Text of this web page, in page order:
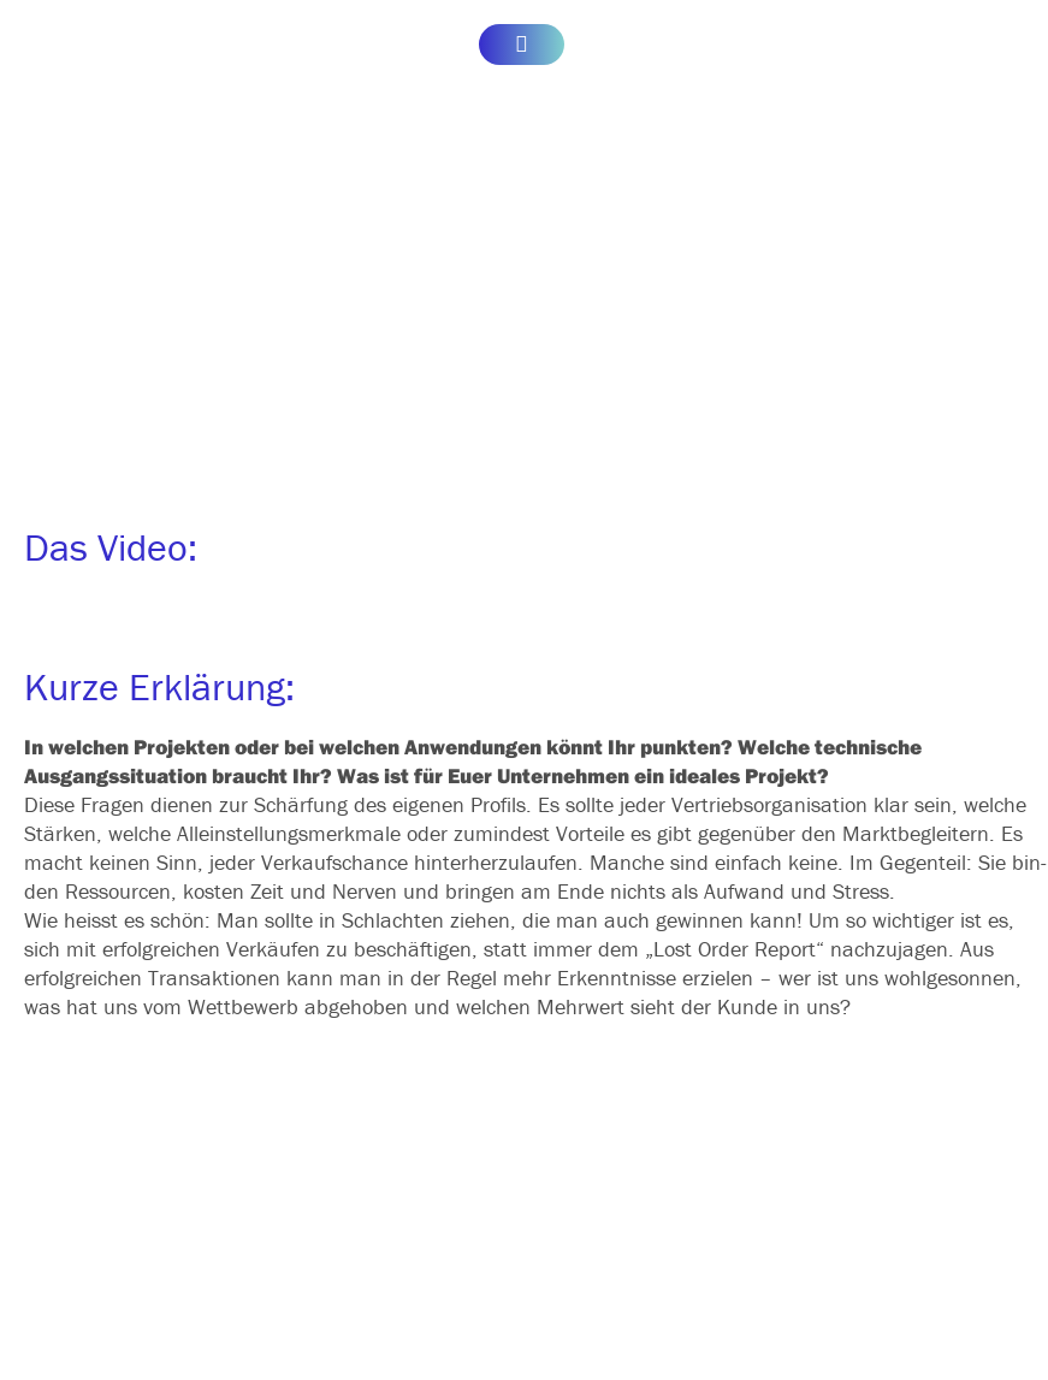
Das Video:
Kurze Erklärung:
In wel­chen Projekten oder bei wel­chen Anwendungen könnt Ihr punk­ten? Welche tech­ni­sche
Ausgangssituation braucht Ihr? Was ist für Euer Unternehmen ein idea­les Projekt?
Diese Fragen die­nen zur Schärfung des eige­nen Profils. Es soll­te jeder Vertriebsorganisation klar sein, wel­che
Stärken, wel­che Alleinstellungsmerkmale oder zumin­dest Vorteile es gibt gegen­über den Marktbegleitern. Es
macht kei­nen Sinn, jeder Verkaufschance hin­ter­her­zu­lau­fen. Manche sind ein­fach kei­ne. Im Gegenteil: Sie bin­
den Ressourcen, kos­ten Zeit und Nerven und brin­gen am Ende nichts als Aufwand und Stress.
Wie heisst es schön: Man soll­te in Schlachten zie­hen, die man auch gewin­nen kann! Um so wich­ti­ger ist es,
sich mit erfolg­rei­chen Verkäufen zu beschäf­ti­gen, statt immer dem „Lost Order Report“ nach­zu­ja­gen. Aus
erfolg­rei­chen Transaktionen kann man in der Regel mehr Erkenntnisse erzie­len – wer ist uns wohl­ge­son­nen,
was hat uns vom Wettbewerb abge­ho­ben und wel­chen Mehrwert sieht der Kunde in uns?